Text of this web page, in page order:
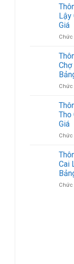
Giá
Chức
Chức
Tho
Giá
Chức
Cai
Chức